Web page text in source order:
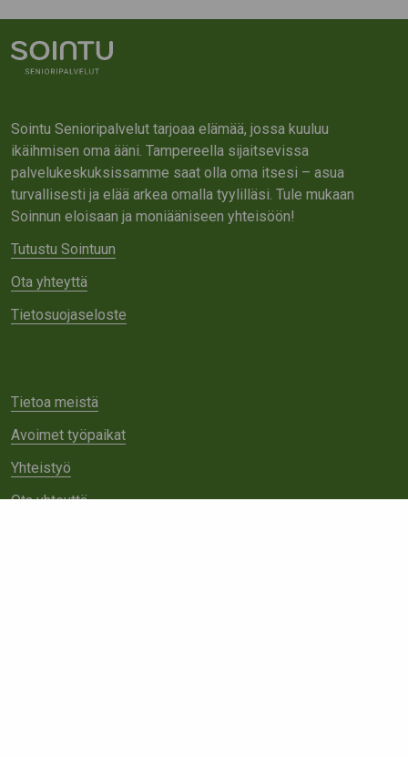
Sointu Senioripalvelut tarjoaa elämää, jossa kuuluu
ikäihmisen oma ääni. Tampereella sijaitsevissa
palvelukeskuksissamme saat olla oma itsesi – asua
turvallisesti ja elää arkea omalla tyylilläsi. Tule mukaan
Soinnun eloisaan ja moniääniseen yhteisöön!
Tutustu Sointuun
Ota yhteyttä
Tietosuojaseloste
Tietoa meistä
Avoimet työpaikat
Yhteistyö
Ota yhteyttä